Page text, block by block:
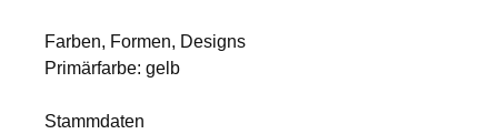
Farben, Formen, Designs
Primärfarbe: gelb
Stammdaten